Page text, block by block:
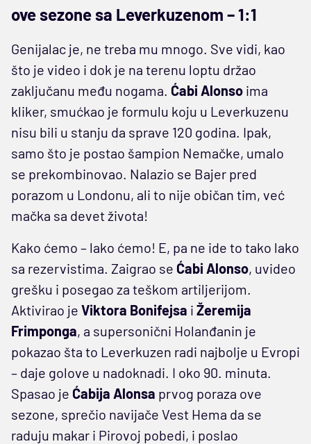
ove sezone sa Leverkuzenom – 1:1
Genijalac je, ne treba mu mnogo. Sve vidi, kao
što je video i dok je na terenu loptu držao
zaključanu među nogama. Ćabi Alonso ima
kliker, smućkao je formulu koju u Leverkuzenu
nisu bili u stanju da sprave 120 godina. Ipak,
samo što je postao šampion Nemačke, umalo
se prekombinovao. Nalazio se Bajer pred
porazom u Londonu, ali to nije običan tim, već
mačka sa devet života!
Kako ćemo – lako ćemo! E, pa ne ide to tako lako
sa rezervistima. Zaigrao se Ćabi Alonso, uvideo
grešku i posegao za teškom artiljerijom.
Aktivirao je Viktora Bonifejsa i Žeremija
Frimponga, a supersonični Holanđanin je
pokazao šta to Leverkuzen radi najbolje u Evropi
– daje golove u nadoknadi. I oko 90. minuta.
Spasao je Ćabija Alonsa prvog poraza ove
sezone, sprečio navijače Vest Hema da se
raduju makar i Pirovoj pobedi, i poslao